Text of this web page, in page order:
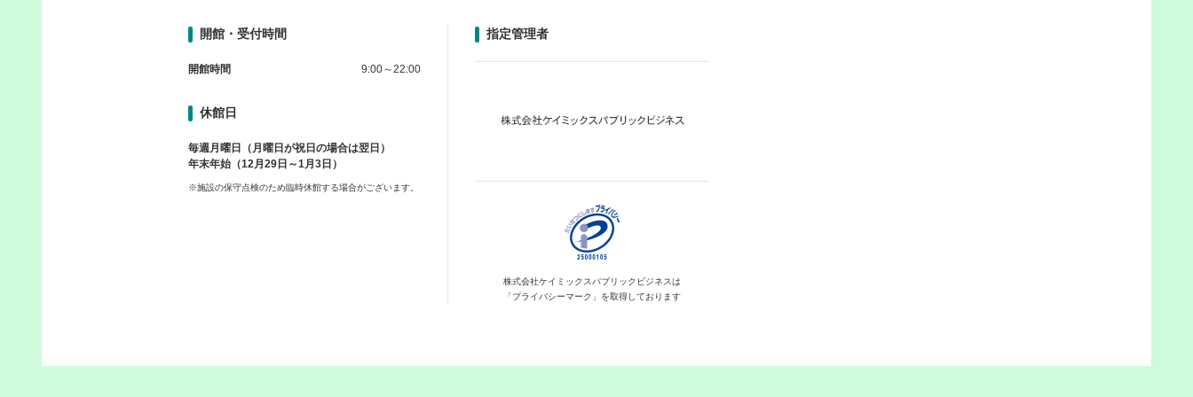
開館・受付時間
開館時間 9:00～22:00
休館日
毎週月曜日（月曜日が祝日の場合は翌日）
年末年始（12月29日～1月3日）
※施設の保守点検のため臨時休館する場合がございます。
指定管理者
株式会社ケイミックス パブリックビジネスは
「プライバシーマーク」を取得しております